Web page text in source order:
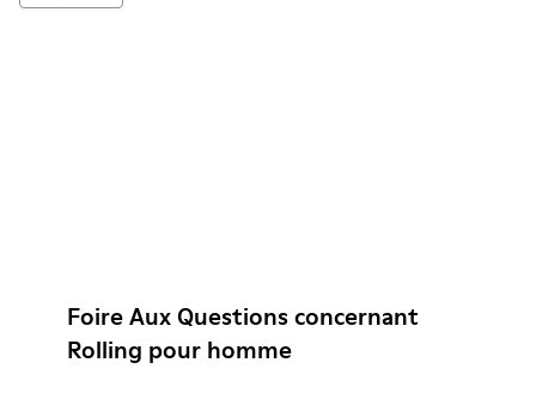
Foire Aux Questions concernant
Rolling pour homme